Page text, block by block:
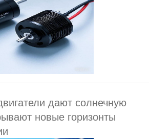
дают солнечную
новые горизонты